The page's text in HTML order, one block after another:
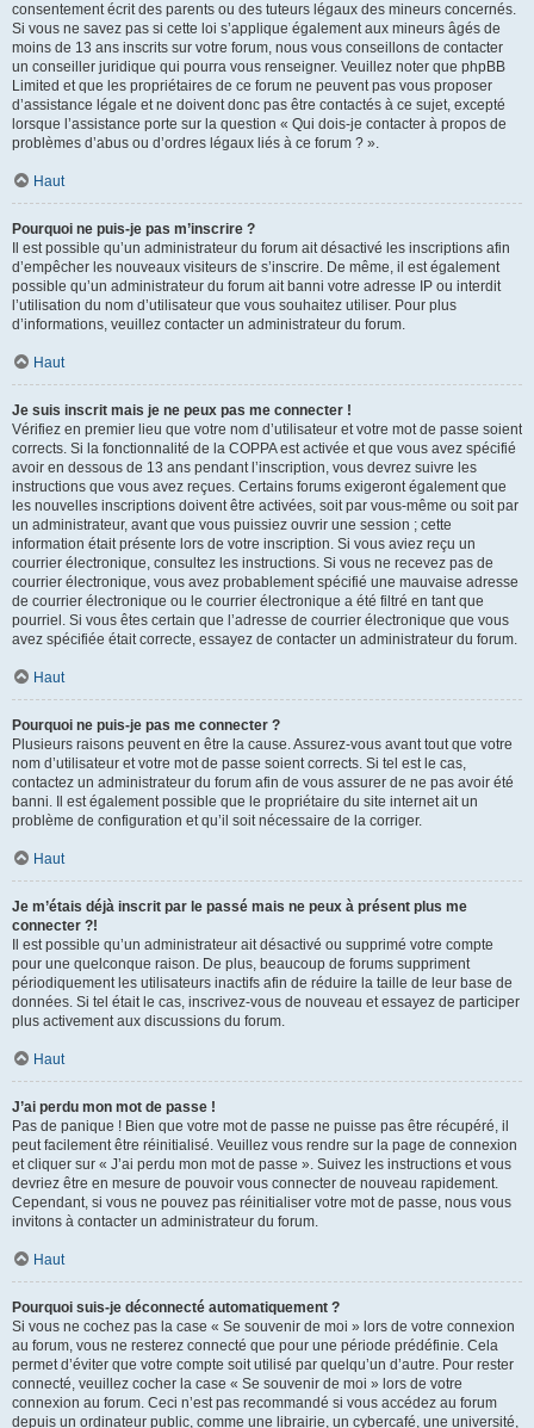
consentement écrit des parents ou des tuteurs légaux des mineurs concernés.
Si vous ne savez pas si cette loi s’applique également aux mineurs âgés de
moins de 13 ans inscrits sur votre forum, nous vous conseillons de contacter
un conseiller juridique qui pourra vous renseigner. Veuillez noter que phpBB
Limited et que les propriétaires de ce forum ne peuvent pas vous proposer
d’assistance légale et ne doivent donc pas être contactés à ce sujet, excepté
lorsque l’assistance porte sur la question « Qui dois-je contacter à propos de
problèmes d’abus ou d’ordres légaux liés à ce forum ? ».
Haut
Pourquoi ne puis-je pas m’inscrire ?
Il est possible qu’un administrateur du forum ait désactivé les inscriptions afin
d’empêcher les nouveaux visiteurs de s’inscrire. De même, il est également
possible qu’un administrateur du forum ait banni votre adresse IP ou interdit
l’utilisation du nom d’utilisateur que vous souhaitez utiliser. Pour plus
d’informations, veuillez contacter un administrateur du forum.
Haut
Je suis inscrit mais je ne peux pas me connecter !
Vérifiez en premier lieu que votre nom d’utilisateur et votre mot de passe soient
corrects. Si la fonctionnalité de la COPPA est activée et que vous avez spécifié
avoir en dessous de 13 ans pendant l’inscription, vous devrez suivre les
instructions que vous avez reçues. Certains forums exigeront également que
les nouvelles inscriptions doivent être activées, soit par vous-même ou soit par
un administrateur, avant que vous puissiez ouvrir une session ; cette
information était présente lors de votre inscription. Si vous aviez reçu un
courrier électronique, consultez les instructions. Si vous ne recevez pas de
courrier électronique, vous avez probablement spécifié une mauvaise adresse
de courrier électronique ou le courrier électronique a été filtré en tant que
pourriel. Si vous êtes certain que l’adresse de courrier électronique que vous
avez spécifiée était correcte, essayez de contacter un administrateur du forum.
Haut
Pourquoi ne puis-je pas me connecter ?
Plusieurs raisons peuvent en être la cause. Assurez-vous avant tout que votre
nom d’utilisateur et votre mot de passe soient corrects. Si tel est le cas,
contactez un administrateur du forum afin de vous assurer de ne pas avoir été
banni. Il est également possible que le propriétaire du site internet ait un
problème de configuration et qu’il soit nécessaire de la corriger.
Haut
Je m’étais déjà inscrit par le passé mais ne peux à présent plus me
connecter ?!
Il est possible qu’un administrateur ait désactivé ou supprimé votre compte
pour une quelconque raison. De plus, beaucoup de forums suppriment
périodiquement les utilisateurs inactifs afin de réduire la taille de leur base de
données. Si tel était le cas, inscrivez-vous de nouveau et essayez de participer
plus activement aux discussions du forum.
Haut
J’ai perdu mon mot de passe !
Pas de panique ! Bien que votre mot de passe ne puisse pas être récupéré, il
peut facilement être réinitialisé. Veuillez vous rendre sur la page de connexion
et cliquer sur « J’ai perdu mon mot de passe ». Suivez les instructions et vous
devriez être en mesure de pouvoir vous connecter de nouveau rapidement.
Cependant, si vous ne pouvez pas réinitialiser votre mot de passe, nous vous
invitons à contacter un administrateur du forum.
Haut
Pourquoi suis-je déconnecté automatiquement ?
Si vous ne cochez pas la case « Se souvenir de moi » lors de votre connexion
au forum, vous ne resterez connecté que pour une période prédéfinie. Cela
permet d’éviter que votre compte soit utilisé par quelqu’un d’autre. Pour rester
connecté, veuillez cocher la case « Se souvenir de moi » lors de votre
connexion au forum. Ceci n’est pas recommandé si vous accédez au forum
depuis un ordinateur public, comme une librairie, un cybercafé, une université,